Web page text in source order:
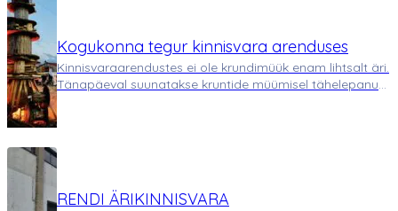
Kogukonna tegur kinnisvara arenduses
Kinnisvaraarendustes ei ole krundimüük enam lihtsalt äri.
Tänapäeval suunatakse kruntide müümisel tähelepanu
RENDI ÄRIKINNISVARA